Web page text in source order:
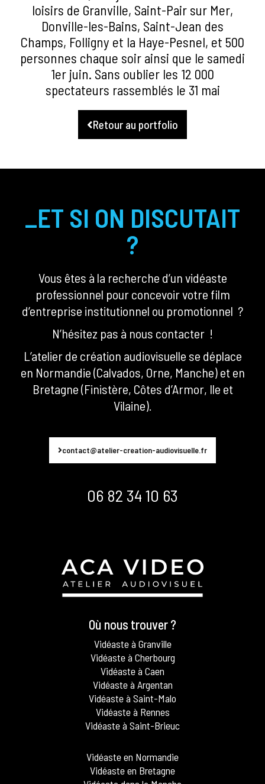
loisirs de Granville, Saint-Pair sur Mer,
Donville-les-Bains, Saint-Jean des
Champs, Folligny et la Haye-Pesnel, et 500
personnes chaque soir ainsi que le samedi
1er juin. Sans oublier les 12 000
spectateurs rassemblés le 31 mai
Retour au portfolio
_ET SI ON DISCUTAIT
?
Vous êtes à la recherche d’un vidéaste
professionnel pour concevoir votre film
d’entreprise institutionnel ou promotionnel ?
N’hésitez pas à nous contacter !
L’atelier de création audiovisuelle se déplace
en Normandie (Calvados, Orne, Manche) et en
Bretagne (Finistère, Côtes d’Armor, Ile et
Vilaine).
contact@atelier-creation-audiovisuelle.fr
06 82 34 10 63
Où nous trouver ?
Vidéaste à Granville
Vidéaste à Cherbourg
Vidéaste à Caen
Vidéaste à Argentan
Vidéaste à Saint-Malo
Vidéaste à Rennes
Vidéaste à Saint-Brieuc
Vidéaste en Normandie
Vidéaste en Bretagne